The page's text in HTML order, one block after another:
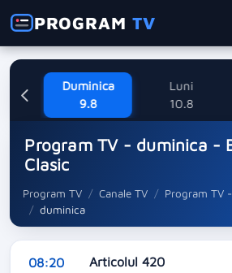
PROGRAMTV
Duminica
9.8
Luni
10.8
Program TV - duminica -
Clasic
Program TV Canale TV
Program TV
duminica
08:20 Articolul 420